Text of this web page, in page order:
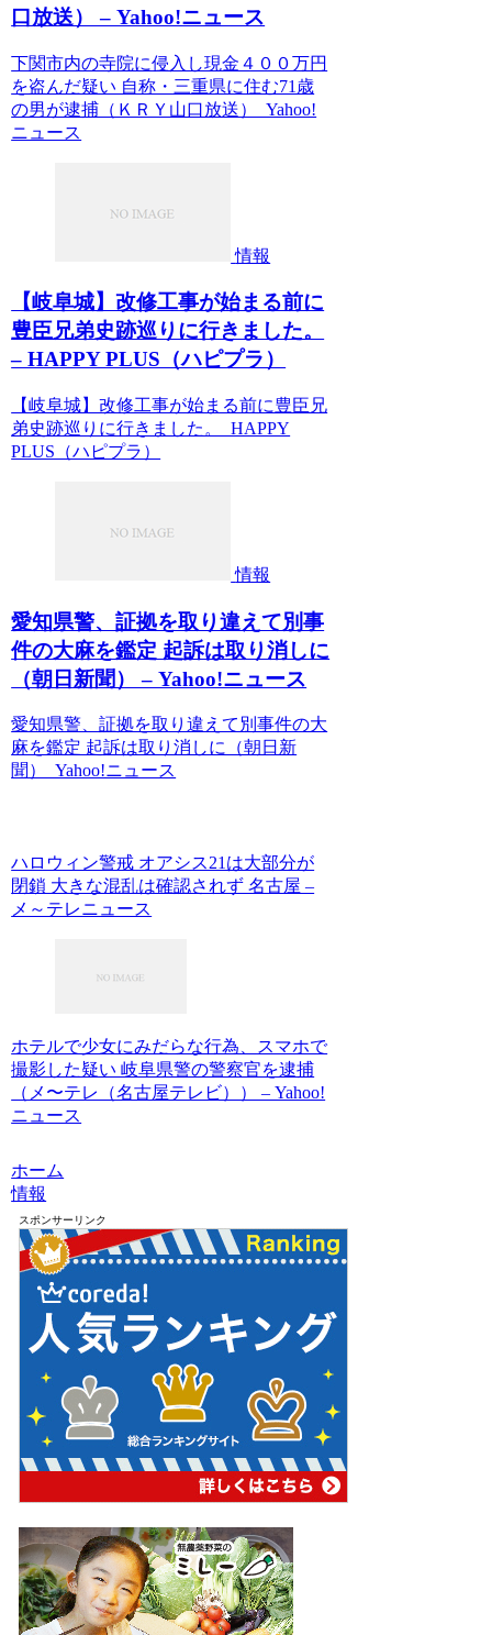
口放送） – Yahoo!ニュース
下関市内の寺院に侵入し現金４００万円
を盗んだ疑い 自称・三重県に住む71歳
の男が逮捕（ＫＲＹ山口放送） Yahoo!
ニュース
情報
【岐阜城】改修工事が始まる前に
豊臣兄弟史跡巡りに行きました。
– HAPPY PLUS（ハピプラ）
【岐阜城】改修工事が始まる前に豊臣兄
弟史跡巡りに行きました。 HAPPY
PLUS（ハピプラ）
情報
愛知県警、証拠を取り違えて別事
件の大麻を鑑定 起訴は取り消しに
（朝日新聞） – Yahoo!ニュース
愛知県警、証拠を取り違えて別事件の大
麻を鑑定 起訴は取り消しに（朝日新
聞） Yahoo!ニュース
ハロウィン警戒 オアシス21は大部分が
閉鎖 大きな混乱は確認されず 名古屋 –
メ～テレニュース
ホテルで少女にみだらな行為、スマホで
撮影した疑い 岐阜県警の警察官を逮捕
（メ〜テレ（名古屋テレビ）） – Yahoo!
ニュース
ホーム
情報
スポンサーリンク